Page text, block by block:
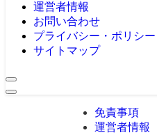
運営者情報
お問い合わせ
プライバシー・ポリシー
サイトマップ
免責事項
運営者情報